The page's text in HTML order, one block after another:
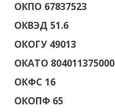
ОКПО 67837523
ОКВЭД 51.6
ОКОГУ 49013
ОКАТО 804011375000
ОКФС 16
ОКОПФ 65